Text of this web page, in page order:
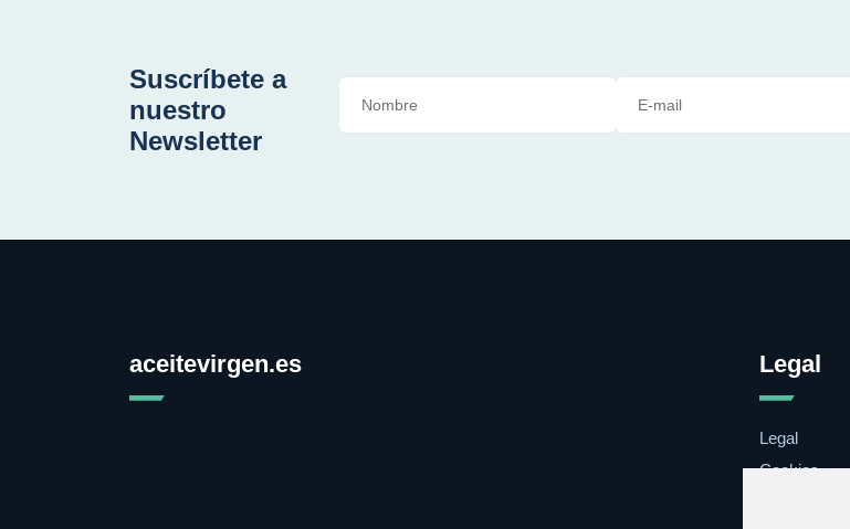
Suscríbete a
nuestro
Newsletter
aceitevirgen.es Legal
Legal
Cookies